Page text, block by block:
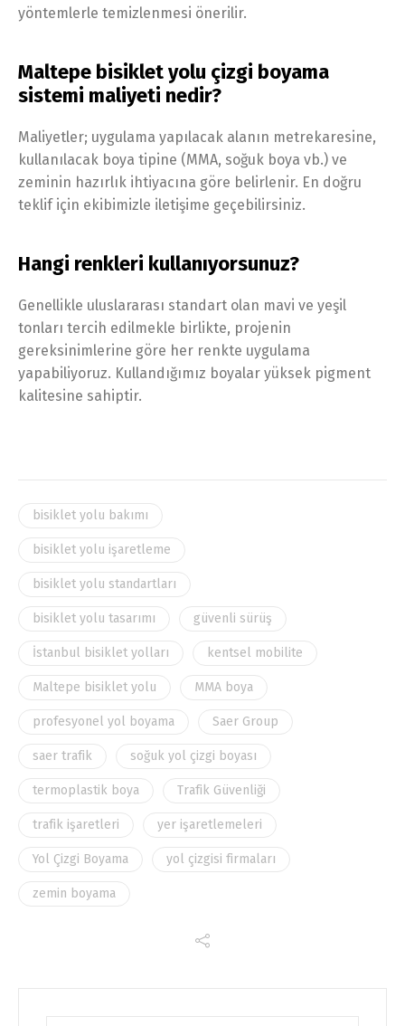
yöntemlerle temizlenmesi önerilir.
Maltepe bisiklet yolu çizgi boyama
sistemi maliyeti nedir?
Maliyetler; uygulama yapılacak alanın metrekaresine,
kullanılacak boya tipine (MMA, soğuk boya vb.) ve
zeminin hazırlık ihtiyacına göre belirlenir. En doğru
teklif için ekibimizle iletişime geçebilirsiniz.
Hangi renkleri kullanıyorsunuz?
Genellikle uluslararası standart olan mavi ve yeşil
tonları tercih edilmekle birlikte, projenin
gereksinimlerine göre her renkte uygulama
yapabiliyoruz. Kullandığımız boyalar yüksek pigment
kalitesine sahiptir.
bisiklet yolu bakımı
bisiklet yolu işaretleme
bisiklet yolu standartları
bisiklet yolu tasarımı güvenli sürüş
İstanbul bisiklet yolları kentsel mobilite
Maltepe bisiklet yolu MMA boya
profesyonel yol boyama Saer Group
saer trafik soğuk yol çizgi boyası
termoplastik boya Trafik Güvenliği
trafik işaretleri yer işaretlemeleri
Yol Çizgi Boyama yol çizgisi firmaları
zemin boyama